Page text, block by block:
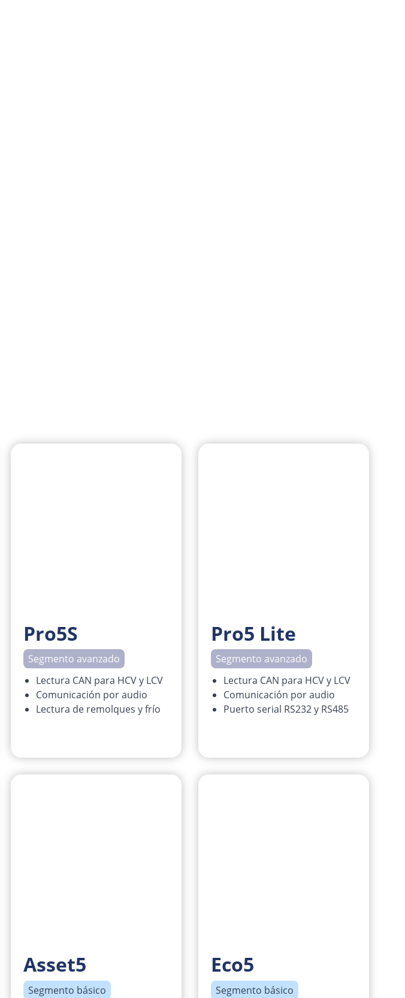
Pro5S
Segmento avanzado
Lectura CAN para HCV y LCV
Comunicación por audio
Lectura de remolques y frío
Pro5 Lite
Segmento avanzado
Lectura CAN para HCV y LCV
Comunicación por audio
Puerto serial RS232 y RS485
Asset5
Segmento básico
Eco5
Segmento básico